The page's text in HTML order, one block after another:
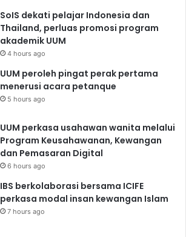
SoIS dekati pelajar Indonesia dan
Thailand, perluas promosi program
akademik UUM
4 hours ago
UUM peroleh pingat perak pertama
menerusi acara petanque
5 hours ago
UUM perkasa usahawan wanita melalui
Program Keusahawanan, Kewangan
dan Pemasaran Digital
6 hours ago
IBS berkolaborasi bersama ICIFE
perkasa modal insan kewangan Islam
7 hours ago